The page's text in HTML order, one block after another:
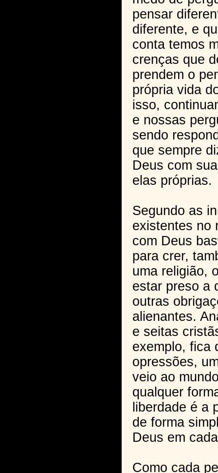
pensar
diferente, e
conta temos
crenças que
prendem o
própria vida
isso,
e nossas
sendo
que sempre
Deus com
elas próprias.
Segundo as
existentes no
com Deus
para crer,
uma religião,
estar preso a
outras
alienantes.
e seitas
exemplo, fica
opressões,
veio ao
qualquer
liberdade é a
de forma
Deus em
Como cada